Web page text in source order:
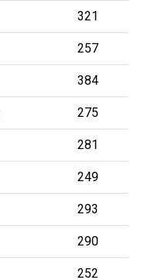
321
257
384
275
281
249
293
290
252